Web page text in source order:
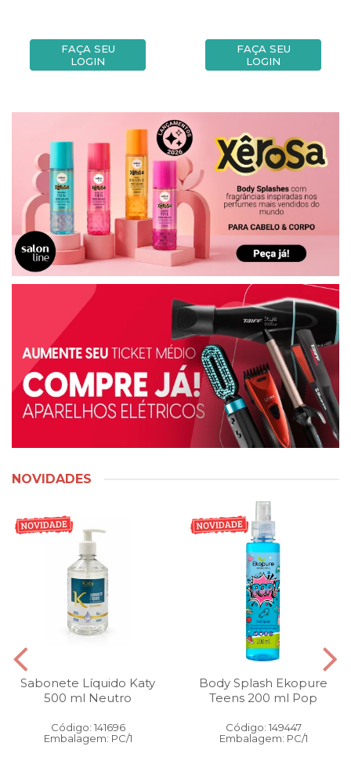
FAÇA SEU
LOGIN
FAÇA SEU
LOGIN
NOVIDADES
Sabonete Líquido Katy
500 ml Neutro
Código: 141696
Embalagem: PC/1
Body Splash Ekopure
Teens 200 ml Pop
Código: 149447
Embalagem: PC/1